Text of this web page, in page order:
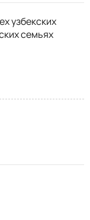
узбекских
семьях